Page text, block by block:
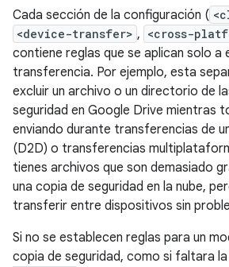
Cada sección de la configuración (
<device-transfer> , <cross-
contiene reglas que se aplican solo a
transferencia. Por ejemplo, esta
excluir un archivo o un directorio de
seguridad en Google Drive mientras
enviando durante transferencias de
(D2D) o transferencias
tienes archivos que son demasiado
una copia de seguridad en la nube,
transferir entre dispositivos sin
Si no se establecen reglas para un
copia de seguridad, como si faltara